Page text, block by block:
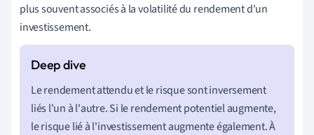
plus souvent associés à la volatilité du rendement d'un
investissement.
Le rendement attendu et le risque sont inversement
liés l'un à l'autre. Si le rendement potentiel augmente,
le risque lié à l'investissement augmente également. À